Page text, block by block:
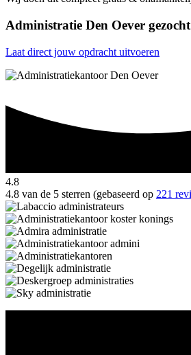
Administratie Den Oever
Laat direct jouw opdracht uitvoeren
4.8
4.8 van de 5 sterren (gebaseerd op 221